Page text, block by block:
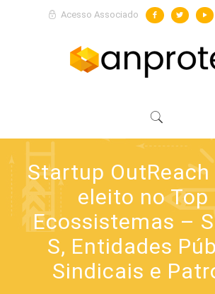
Acesso Associado
Startup OutReach
eleito no Top
Ecossistemas –
S, Entidades
Sindicais e